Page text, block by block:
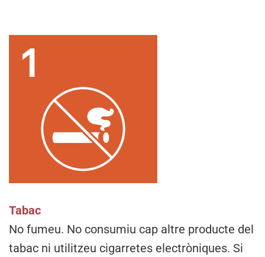
Tabac
No fumeu. No consumiu cap altre producte del
tabac ni utilitzeu cigarretes electròniques. Si